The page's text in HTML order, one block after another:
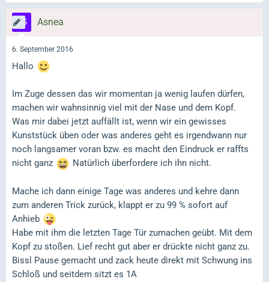
Asnea
6. September 2016
Hallo
Im Zuge dessen das wir momentan ja wenig laufen dürfen,
machen wir wahnsinnig viel mit der Nase und dem Kopf.
Was mir dabei jetzt auffällt ist, wenn wir ein gewisses
Kunststück üben oder was anderes geht es irgendwann nur
noch langsamer voran bzw. es macht den Eindruck er raffts
nicht ganz
Natürlich überfordere ich ihn nicht.
Mache ich dann einige Tage was anderes und kehre dann
zum anderen Trick zurück, klappt er zu 99 % sofort auf
Anhieb
Habe mit ihm die letzten Tage Tür zumachen geübt. Mit dem
Kopf zu stoßen. Lief recht gut aber er drückte nicht ganz zu.
Bissl Pause gemacht und zack heute direkt mit Schwung ins
Schloß und seitdem sitzt es 1A